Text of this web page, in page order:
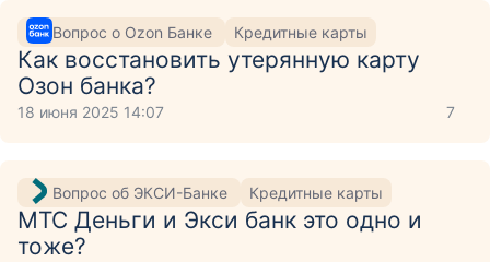
Вопрос о Ozon Банке Кредитные карты
Как восстановить утерянную карту
Озон банка?
18 июня 2025 14:07 7
Вопрос об ЭКСИ-Банке Кредитные карты
МТС Деньги и Экси банк это одно и
тоже?